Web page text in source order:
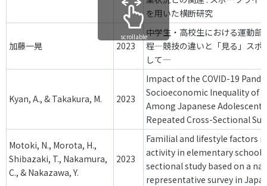
を用いた横断研究
加藤一晃 2023
中学生・高校生における運動部
程―競技の違いと「見る」スポ
して―
Kyan, A., & Takakura, M. 2023
Impact of the COVID-19
Socioeconomic Inequality of
Among Japanese
Repeated Cross-Sectional
Motoki, N., Morota, H.,
Shibazaki, T., Nakamura,
C., & Nakazawa, Y.
2023
Familial and lifestyle factors
activity in elementary school
sectional study based on a
representative survey in
scrollable